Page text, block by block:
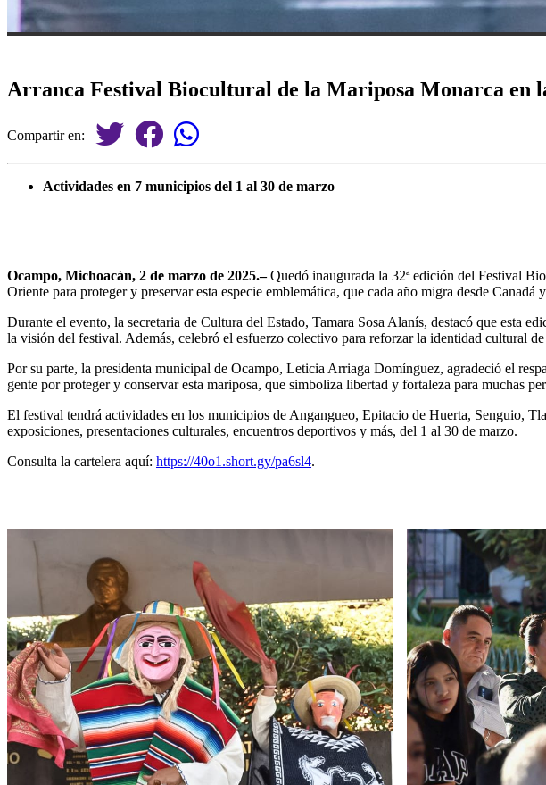
Arranca Festival Biocultural de la Mariposa Monarca en
Compartir en:
Actividades en 7 municipios del 1 al 30 de marzo
Ocampo, Michoacán, 2 de marzo de 2025.–Quedó inaugurada la 32ª edición del Festival
Oriente para proteger y preservar esta especie emblemática, que cada año migra desde
Durante el evento, la secretaria de Cultura del Estado, Tamara Sosa Alanís, destacó que esta
la visión del festival. Además, celebró el esfuerzo colectivo para reforzar la identidad cultural
Por su parte, la presidenta municipal de Ocampo, Leticia Arriaga Domínguez, agradeció el
gente por proteger y conservar esta mariposa, que simboliza libertad y fortaleza para muchas
El festival tendrá actividades en los municipios de Angangueo, Epitacio de Huerta, Senguio,
exposiciones, presentaciones culturales, encuentros deportivos y más, del 1 al 30 de marzo.
Consulta la cartelera aquí: https://40o1.short.gy/pa6sl4.